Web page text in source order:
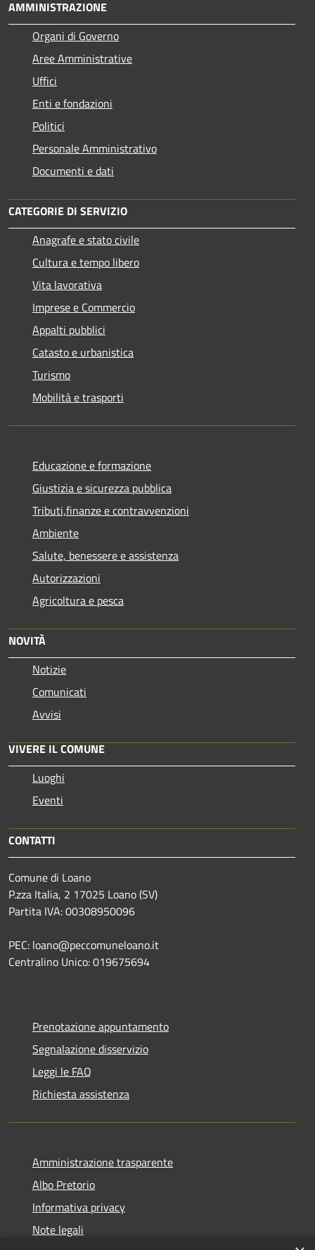
AMMINISTRAZIONE
Organi di Governo
Aree Amministrative
Uffici
Enti e fondazioni
Politici
Personale Amministrativo
Documenti e dati
CATEGORIE DI SERVIZIO
Anagrafe e stato civile
Cultura e tempo libero
Vita lavorativa
Imprese e Commercio
Appalti pubblici
Catasto e urbanistica
Turismo
Mobilità e trasporti
Educazione e formazione
Giustizia e sicurezza pubblica
Tributi,finanze e contravvenzioni
Ambiente
Salute, benessere e assistenza
Autorizzazioni
Agricoltura e pesca
NOVITÀ
Notizie
Comunicati
Avvisi
VIVERE IL COMUNE
Luoghi
Eventi
CONTATTI
Comune di Loano
P.zza Italia, 2 17025 Loano (SV)
Partita IVA: 00308950096
PEC: loano@peccomuneloano.it
Centralino Unico: 019675694
Prenotazione appuntamento
Segnalazione disservizio
Leggi le FAQ
Richiesta assistenza
Amministrazione trasparente
Albo Pretorio
Informativa privacy
Note legali